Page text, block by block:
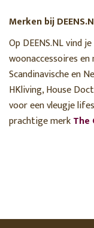
Merken bij
Op DEENS.NL vind
woonaccessoires en
Scandinavische en
HKliving, House
voor een vleugje
prachtige merkThe